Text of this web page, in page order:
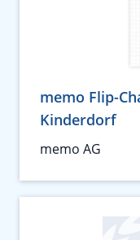
memo Flip-
Kinderdorf
memo AG